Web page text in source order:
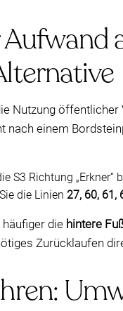
Nutzung
nach einem
S3 Richtung „Erkner“
die Linien 27, 60, 61,
die hintere
Zurücklaufen